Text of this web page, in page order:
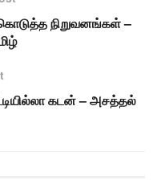
நிறுவனங்கள் –
கடன் – அசத்தல்